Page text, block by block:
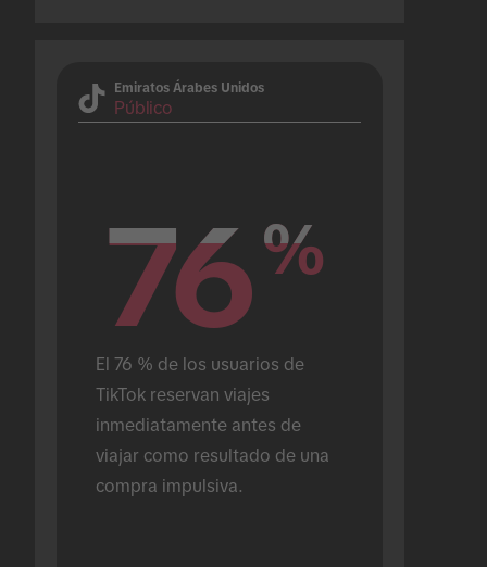
Emiratos Árabes Unidos
Público
76%
76%
El 76 % de los usuarios de
TikTok reservan viajes
inmediatamente antes de
viajar como resultado de una
compra impulsiva.